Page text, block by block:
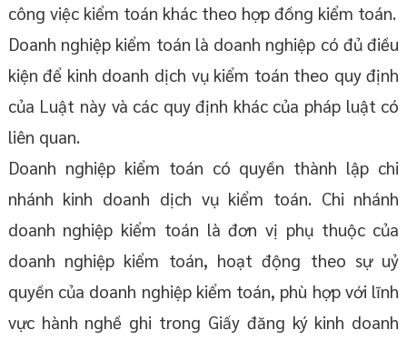
công việc kiểm toán khác theo hợp đồng kiểm toán.
Doanh nghiệp kiểm toán là doanh nghiệp có đủ điều
kiện để kinh doanh dịch vụ kiểm toán theo quy định
của Luật này và các quy định khác của pháp luật có
liên quan.
Doanh nghiệp kiểm toán có quyền thành lập chi
nhánh kinh doanh dịch vụ kiểm toán. Chi nhánh
doanh nghiệp kiểm toán là đơn vị phụ thuộc của
doanh nghiệp kiểm toán, hoạt động theo sự uỷ
quyền của doanh nghiệp kiểm toán, phù hợp với lĩnh
vực hành nghề ghi trong Giấy đăng ký kinh doanh